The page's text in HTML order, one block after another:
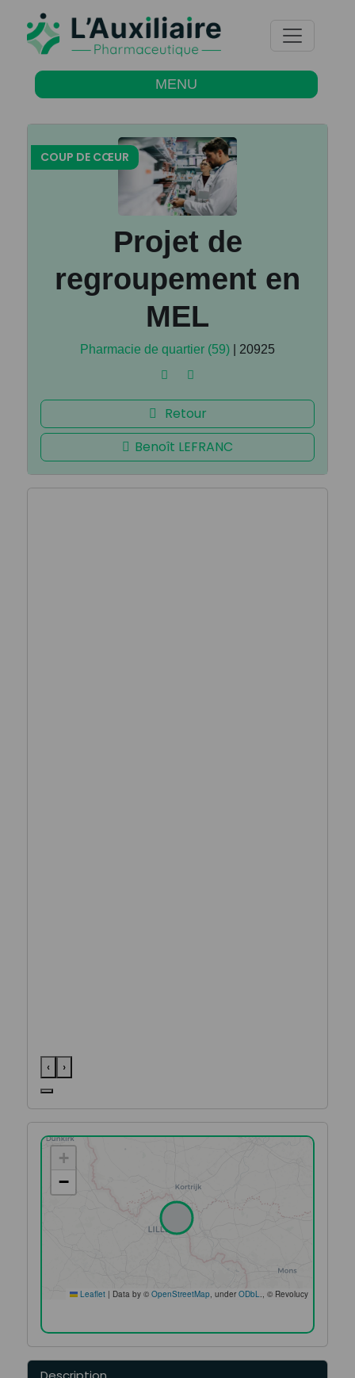
MENU
COUP DE CŒUR
Projet de
regroupement en
MEL
Pharmacie de quartier (59) | 20925
Retour
Benoît LEFRANC
‹ ›
Make this Notebook Trusted to load map: File
-> Trust Notebook